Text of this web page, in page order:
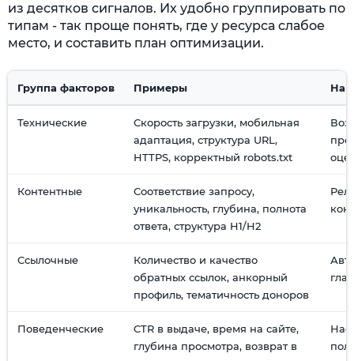
из десятков сигналов. Их удобно группировать по
типам - так проще понять, где у ресурса слабое
место, и составить план оптимизации.
Группа факторов Примеры На
Технические
Скорость загрузки, мобильная
адаптация, структура URL,
HTTPS, корректный robots.txt
Контентные
Соответствие запросу,
уникальность, глубина, полнота
ответа, структура H1/H2
Ссылочные
Количество и качество
обратных ссылок, анкорный
профиль, тематичность доноров
Поведенческие
CTR в выдаче, время на сайте,
глубина просмотра, возврат в